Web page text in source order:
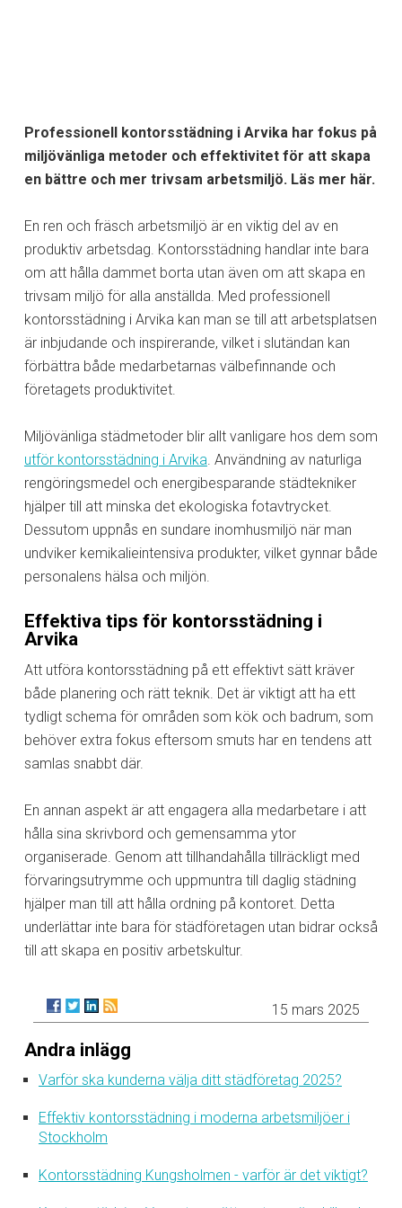
Professionell kontorsstädning i Arvika har fokus på
miljövänliga metoder och effektivitet för att skapa
en bättre och mer trivsam arbetsmiljö. Läs mer här.
En ren och fräsch arbetsmiljö är en viktig del av en
produktiv arbetsdag. Kontorsstädning handlar inte bara
om att hålla dammet borta utan även om att skapa en
trivsam miljö för alla anställda. Med professionell
kontorsstädning i Arvika kan man se till att arbetsplatsen
är inbjudande och inspirerande, vilket i slutändan kan
förbättra både medarbetarnas välbefinnande och
företagets produktivitet.
Miljövänliga städmetoder blir allt vanligare hos dem som
utför kontorsstädning i Arvika . Användning av naturliga
rengöringsmedel och energibesparande städtekniker
hjälper till att minska det ekologiska fotavtrycket.
Dessutom uppnås en sundare inomhusmiljö när man
undviker kemikalieintensiva produkter, vilket gynnar både
personalens hälsa och miljön.
Effektiva tips för kontorsstädning i
Arvika
Att utföra kontorsstädning på ett effektivt sätt kräver
både planering och rätt teknik. Det är viktigt att ha ett
tydligt schema för områden som kök och badrum, som
behöver extra fokus eftersom smuts har en tendens att
samlas snabbt där.
En annan aspekt är att engagera alla medarbetare i att
hålla sina skrivbord och gemensamma ytor
organiserade. Genom att tillhandahålla tillräckligt med
förvaringsutrymme och uppmuntra till daglig städning
hjälper man till att hålla ordning på kontoret. Detta
underlättar inte bara för städföretagen utan bidrar också
till att skapa en positiv arbetskultur.
15 mars 2025
Andra inlägg
Varför ska kunderna välja ditt städföretag 2025?
Effektiv kontorsstädning i moderna arbetsmiljöer i
Stockholm
Kontorsstädning Kungsholmen - varför är det viktigt?